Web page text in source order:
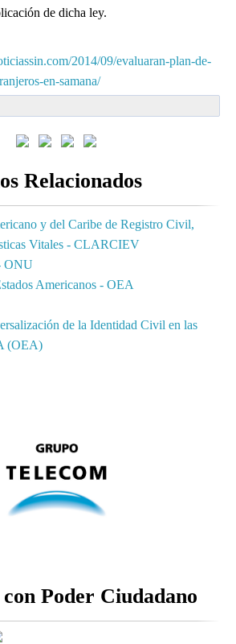
de dicha ley.
2014/09/evaluaran-plan-de-
en-samana/
Relacionados
y del Caribe de Registro Civil,
Vitales - CLARCIEV
ONU
Americanos - OEA
de la Identidad Civil en las
(OEA)
Poder Ciudadano